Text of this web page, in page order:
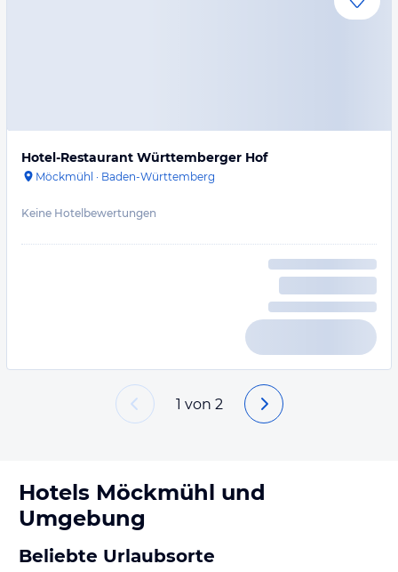
Hotel-Restaurant Württemberger Hof
Möckmühl · Baden-Württemberg
Keine Hotelbewertungen
1 von 2
Hotels Möckmühl und
Umgebung
Beliebte Urlaubsorte